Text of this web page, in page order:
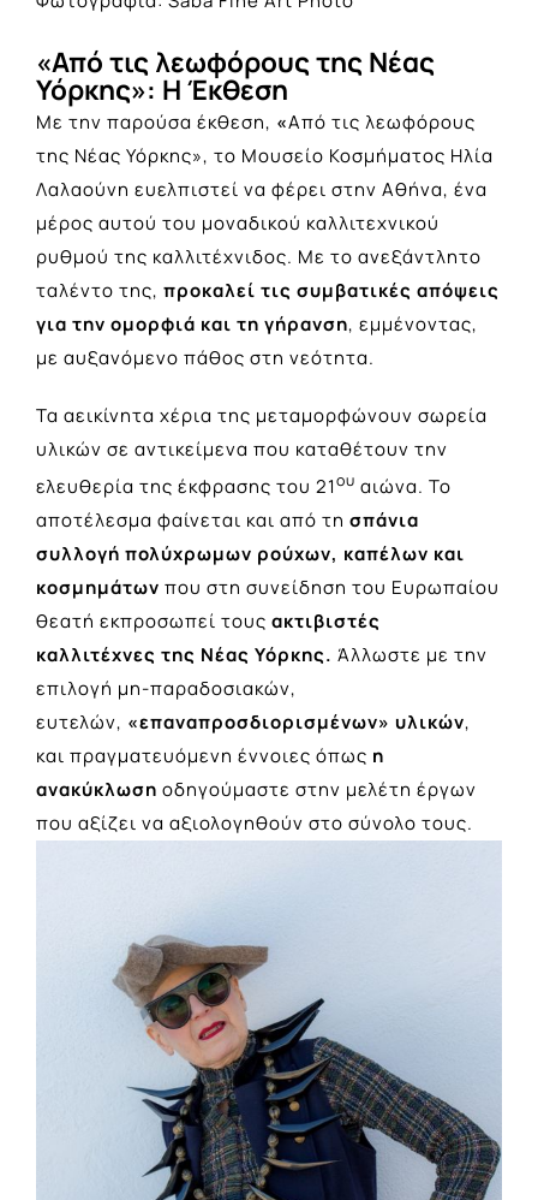
«Από τις λεωφόρους της Νέας
Υόρκης»: Η Έκθεση
Με την παρούσα έκθεση, «Από τις λεωφόρους
της Νέας Υόρκης», το Μουσείο Κοσμήματος Ηλία
Λαλαούνη ευελπιστεί να φέρει στην Αθήνα, ένα
μέρος αυτού του μοναδικού καλλιτεχνικού
ρυθμού της καλλιτέχνιδος. Με το ανεξάντλητο
ταλέντο της, προκαλεί τις συμβατικές απόψεις
για την ομορφιά και τη γήρανση, εμμένοντας,
με αυξανόμενο πάθος στη νεότητα.
Τα αεικίνητα χέρια της μεταμορφώνουν σωρεία
υλικών σε αντικείμενα που καταθέτουν την
ελευθερία της έκφρασης του 21ου αιώνα. Το
αποτέλεσμα φαίνεται και από τη σπάνια
συλλογή πολύχρωμων ρούχων, καπέλων και
κοσμημάτων που στη συνείδηση του Ευρωπαίου
θεατή εκπροσωπεί τους ακτιβιστές
καλλιτέχνες της Νέας Υόρκης. Άλλωστε με την
επιλογή μη-παραδοσιακών,
ευτελών, «επαναπροσδιορισμένων» υλικών,
και πραγματευόμενη έννοιες όπως η
ανακύκλωση οδηγούμαστε στην μελέτη έργων
που αξίζει να αξιολογηθούν στο σύνολο τους.